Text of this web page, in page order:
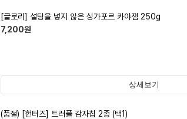
[글로리] 설탕을 넣지 않은 싱가포르 카야잼 250g
7,200원
상세보기
(품절) [헌터즈] 트러플 감자칩 2종 (택1)